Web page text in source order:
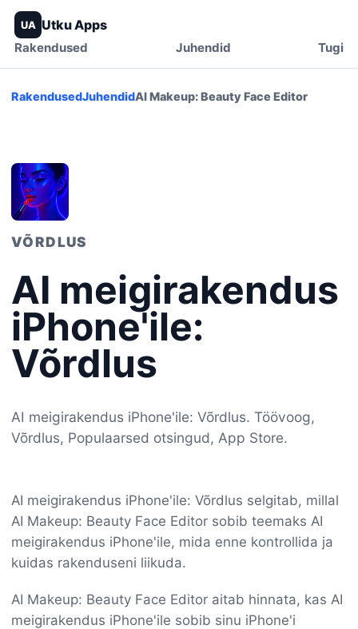
UA Utku Apps
Rakendused Juhendid Tugi
RakendusedJuhendidAI Makeup: Beauty Face Editor
VÕRDLUS
AI meigirakendus
iPhone'ile:
Võrdlus
AI meigirakendus iPhone'ile: Võrdlus. Töövoog,
Võrdlus, Populaarsed otsingud, App Store.
AI meigirakendus iPhone'ile: Võrdlus selgitab, millal
AI Makeup: Beauty Face Editor sobib teemaks AI
meigirakendus iPhone'ile, mida enne kontrollida ja
kuidas rakenduseni liikuda.
AI Makeup: Beauty Face Editor aitab hinnata, kas AI
meigirakendus iPhone'ile sobib sinu iPhone'i